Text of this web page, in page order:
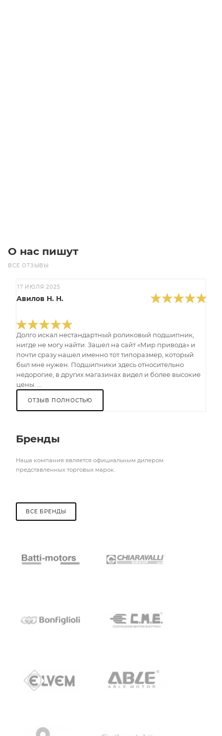
О нас пишут
ВСЕ ОТЗЫВЫ
17 ИЮЛЯ 2025
Авилов Н. Н.
Долго искал нестандартный роликовый подшипник,
нигде не могу найти. Зашел на сайт «Мир привода» и
почти сразу нашел именно тот типоразмер, который
был мне нужен. Подшипники здесь относительно
недорогие, в других магазинах видел и более высокие
цены. ...
ОТЗЫВ ПОЛНОСТЬЮ
Бренды
Наша компания является официальным дилером
представленных торговых марок.
ВСЕ БРЕНДЫ